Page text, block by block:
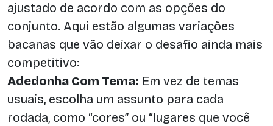
ajustado de acordo com as opções do
conjunto. Aqui estão algumas variações
bacanas que vão deixar o desafio ainda mais
competitivo:
Adedonha Com Tema: Em vez de temas
usuais, escolha um assunto para cada
rodada, como “cores” ou “lugares que você